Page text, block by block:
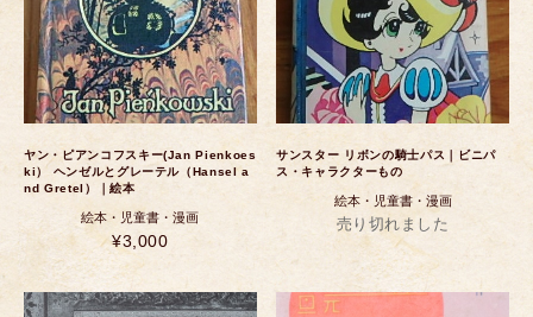
ヤン・ピアンコフスキー(Jan Pienkoes
ki） ヘンゼルとグレーテル（Hansel a
nd Gretel）｜絵本
絵本・児童書・漫画
¥3,000
サンスター リボンの騎士パス｜ビニパ
ス・キャラクターもの
絵本・児童書・漫画
売り切れました